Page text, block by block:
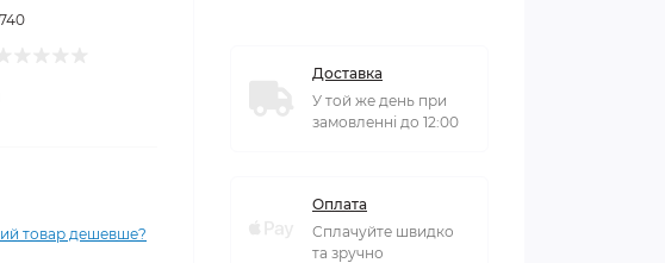
товар дешевше?
Доставка
У той же день при
замовленні до 12:00
Оплата
Сплачуйте швидко
та зручно